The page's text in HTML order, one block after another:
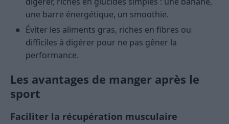
une barre énergétique, un smoothie.
Éviter les aliments gras, riches en fibres ou
difficiles à digérer pour ne pas gêner la
performance.
Les avantages de manger après le
sport
Faciliter la récupération musculaire